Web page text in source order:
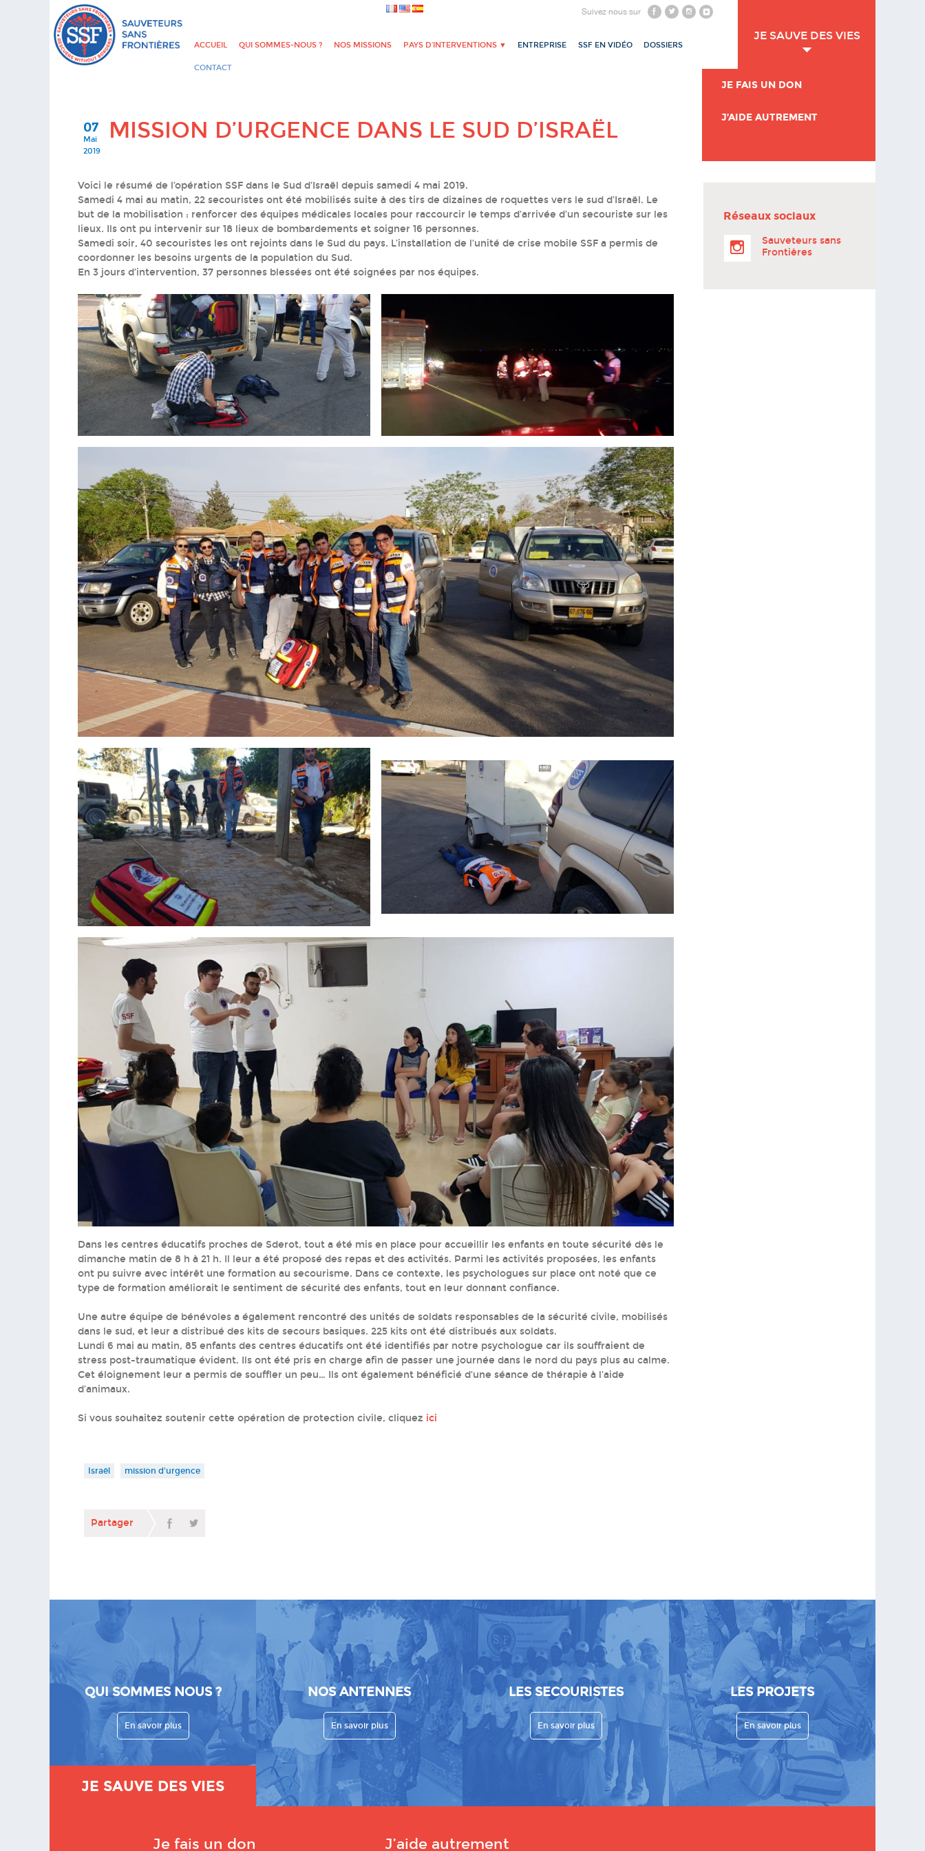
Suivez nous sur
ACCUEIL QUI SOMMES-NOUS ? NOS MISSIONS PAYS D’INTERVENTIONS ▼ ENTREPRISE SSF EN VIDÉO DOSSIERS
CONTACT
JE SAUVE DES VIES
JE FAIS UN DON
J’AIDE AUTREMENT
07
Mai
2019
MISSION D’URGENCE DANS LE SUD D’ISRAËL
Voici le résumé de l’opération SSF dans le Sud d’Israël depuis samedi 4 mai 2019.
Samedi 4 mai au matin, 22 secouristes ont été mobilisés suite à des tirs de dizaines de roquettes vers le sud d’Israël. Le
but de la mobilisation : renforcer des équipes médicales locales pour raccourcir le temps d’arrivée d’un secouriste sur les
lieux. Ils ont pu intervenir sur 18 lieux de bombardements et soigner 16 personnes.
Samedi soir, 40 secouristes les ont rejoints dans le Sud du pays. L’installation de l’unité de crise mobile SSF a permis de
coordonner les besoins urgents de la population du Sud.
En 3 jours d’intervention, 37 personnes blessées ont été soignées par nos équipes.
Dans les centres éducatifs proches de Sderot, tout a été mis en place pour accueillir les enfants en toute sécurité dès le
dimanche matin de 8 h à 21 h. Il leur a été proposé des repas et des activités. Parmi les activités proposées, les enfants
ont pu suivre avec intérêt une formation au secourisme. Dans ce contexte, les psychologues sur place ont noté que ce
type de formation améliorait le sentiment de sécurité des enfants, tout en leur donnant confiance.
Une autre équipe de bénévoles a également rencontré des unités de soldats responsables de la sécurité civile, mobilisés
dans le sud, et leur a distribué des kits de secours basiques. 225 kits ont été distribués aux soldats.
Lundi 6 mai au matin, 85 enfants des centres éducatifs ont été identifiés par notre psychologue car ils souffraient de
stress post-traumatique évident. Ils ont été pris en charge afin de passer une journée dans le nord du pays plus au calme.
Cet éloignement leur a permis de souffler un peu… Ils ont également bénéficié d’une séance de thérapie à l’aide
d’animaux.
Si vous souhaitez soutenir cette opération de protection civile, cliquez ici
Israël mission d'urgence
Partager
Réseaux sociaux
Sauveteurs sans
Frontières
QUI SOMMES NOUS ?
En savoir plus
NOS ANTENNES
En savoir plus
LES SECOURISTES
En savoir plus
LES PROJETS
En savoir plus
JE SAUVE DES VIES
Je fais un don J’aide autrement